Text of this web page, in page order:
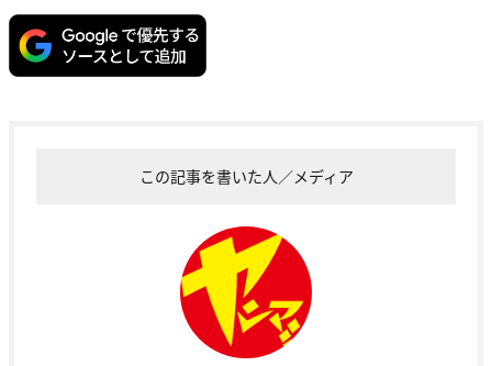
この記事を書いた人／メディア